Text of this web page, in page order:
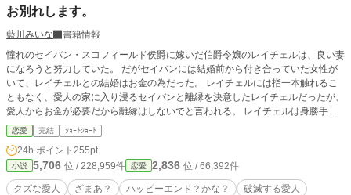
お別れします。
藍川みいな
書籍情報
憧れのセイバン・スコフィールド侯爵に嫁いだ伯爵令嬢のレイチェルは、良い妻
になろうと努力していた。 だがセイバンには結婚前から付き合っていた女性が
いて、レイチェルとの結婚はお金の為だった。 レイチェルには指一本触れるこ
ともなく、愛人の家に入り浸るセイバンと離縁を決意したレイチェルだったが、
愛人からお金が必要だから離縁はしないでと言われる。 レイチェルは身勝手な
愛人とセイバンに、反撃を開始するのだった。 設定はゆるゆるです。 本編10話
で完結になります。
恋愛 完結 ｼｮｰﾄｼｮｰﾄ
24h.ポイント 255pt
小説 5,706 位 / 228,959件 恋愛 2,836 位 / 66,392件
クズな愛人 ざまあ？ ハッピーエンド？かな？
破滅する愛人